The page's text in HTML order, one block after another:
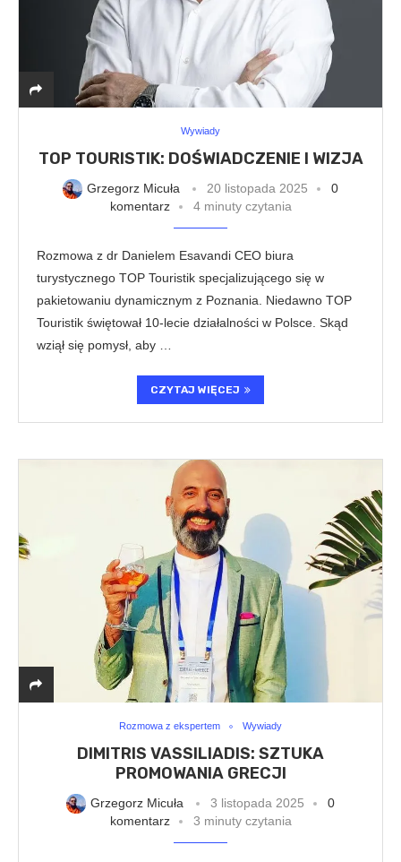
Wywiady
TOP TOURISTIK: DOŚWIADCZENIE I WIZJA
Grzegorz Micuła 20 listopada 2025
0
komentarz
4 minuty czytania
Rozmowa z dr Danielem Esavandi CEO biura
turystycznego TOP Touristik specjalizującego się w
pakietowaniu dynamicznym z Poznania. Niedawno TOP
Touristik świętował 10-lecie działalności w Polsce. Skąd
wziął się pomysł, aby …
CZYTAJ WIĘCEJ
Rozmowa z ekspertem Wywiady
DIMITRIS VASSILIADIS: SZTUKA
PROMOWANIA GRECJI
Grzegorz Micuła 3 listopada 2025
0
komentarz
3 minuty czytania